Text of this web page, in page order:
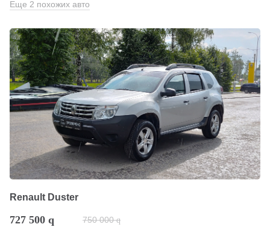
Еще 2 похожих авто
Renault Duster
727 500 q 750 000 q